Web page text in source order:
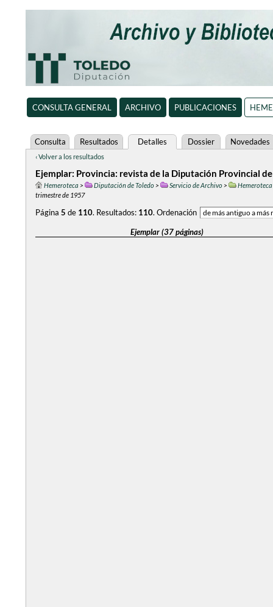
CONSULTA GENERAL ARCHIVO PUBLICACIONES
Consulta Resultados Detalles Dossier Novedades
‹ Volver a los resultados
Ejemplar: Provincia: revista de la Diputación Provincial
Hemeroteca > Diputación de Toledo> Servicio de Archivo> Hemeroteca
trimestre de 1957
Página 5 de 110. Resultados: 110. Ordenación
Ejemplar (37 páginas)